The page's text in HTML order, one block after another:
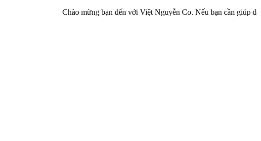
Chào mừng bạn đến với Việt Nguyễn Co. Nếu bạn cần giúp đỡ hãy